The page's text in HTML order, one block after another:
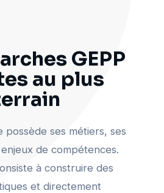
GEPP
au plus
possède ses métiers, ses
de compétences.
à construire des
et directement